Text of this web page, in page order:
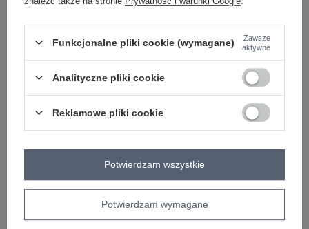
ZALOGUJ SIĘ I ZOBACZ CENĘ
Masz pytanie? Chętnie pomożemy.
IT-MA-21839.10
marynarka/żakiet
wzór
urozmaicona faktura materiału kwiaty
Funkcjonalne pliki cookie (wymagane)
Zawsze
aktywne
Analityczne pliki cookie
Reklamowe pliki cookie
Potwierdzam wymagane
Potwierdzam wszystkie